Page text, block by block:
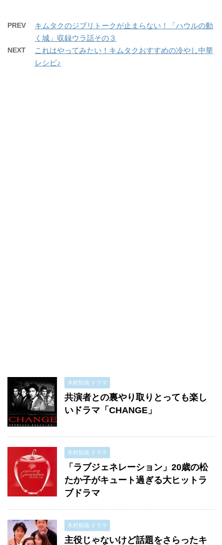
PREV
キムタクのジブリトークが止まらない！「ハウルの動
く城」収録ウラ話その３
NEXT
これはやってみたい！キムタクおすすめの冷やし中華
レシピ♪
木村拓哉 ドラマ
共演者との裏やり取りとっても楽し
いドラマ「CHANGE」
木村拓哉 ドラマ
「ラブジェネレーション」20歳の松
たか子がキュート過ぎる大ヒットラ
ブドラマ
木村拓哉 ドラマ
主役じゃないけど話題をさらったキ